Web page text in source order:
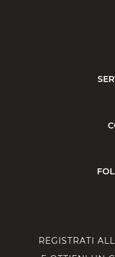
REGISTRATI